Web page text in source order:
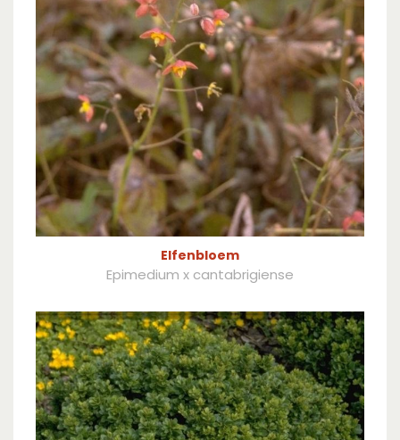
Elfenbloem
Epimedium x cantabrigiense